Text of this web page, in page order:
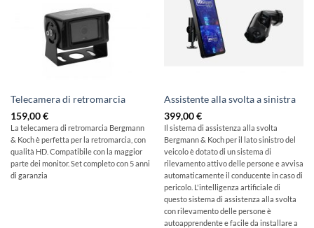
Telecamera di retromarcia
159,00€
La telecamera di retromarcia Bergmann
& Koch è perfetta per la retromarcia, con
qualità HD. Compatibile con la maggior
parte dei monitor. Set completo con 5 anni
di garanzia
Assistente alla svolta a sinistra
399,00€
Il sistema di assistenza alla svolta
Bergmann & Koch per il lato sinistro del
veicolo è dotato di un sistema di
rilevamento attivo delle persone e avvisa
automaticamente il conducente in caso di
pericolo. L'intelligenza artificiale di
questo sistema di assistenza alla svolta
con rilevamento delle persone è
autoapprendente e facile da installare a